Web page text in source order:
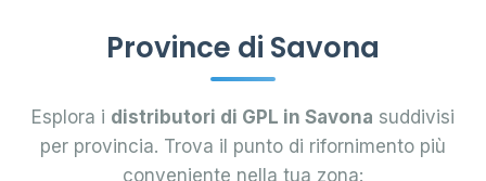
Province di Savona
Esplora i distributori di GPL in Savona suddivisi
per provincia. Trova il punto di rifornimento più
conveniente nella tua zona: